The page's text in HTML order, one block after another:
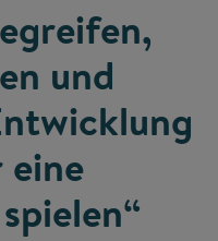
und
eine